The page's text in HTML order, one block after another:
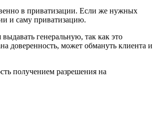
в приватизации. Если же нужных
и саму приватизацию.
генеральную, так как это
доверенность, может обмануть клиента и
получением разрешения на